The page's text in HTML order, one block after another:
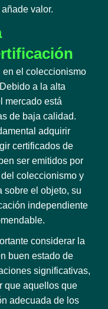
valor.
en el coleccionismo
a la alta
mercado está
de baja calidad.
adquirir
certificados de
ser emitidos por
coleccionismo y
sobre el objeto, su
independiente
considerar la
buen estado de
significativas,
que aquellos que
adecuada de los